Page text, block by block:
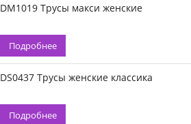
DM1019 Трусы макси женские
Подробнее
DS0437 Трусы женские классика
Подробнее